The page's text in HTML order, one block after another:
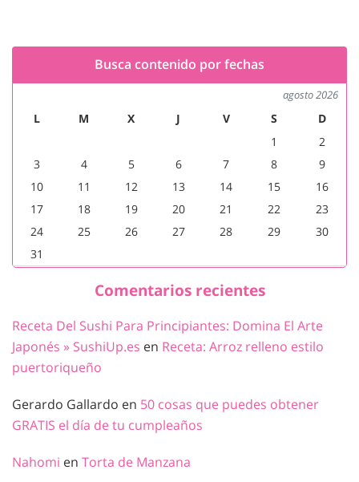
Busca contenido por fechas
agosto 2026
L M X J V S
D
1
2
3
4 5 6 7 8
9
10
11 12 13 14 15
16
17
18 19 20 21 22
23
24
25 26 27 28 29
30
31
Comentarios recientes
Receta Del Sushi Para Principiantes: Domina El Arte
Japonés » SushiUp.es en Receta: Arroz relleno estilo
puertoriqueño
Gerardo Gallardo en 50 cosas que puedes obtener
GRATIS el día de tu cumpleaños
Nahomi en Torta de Manzana